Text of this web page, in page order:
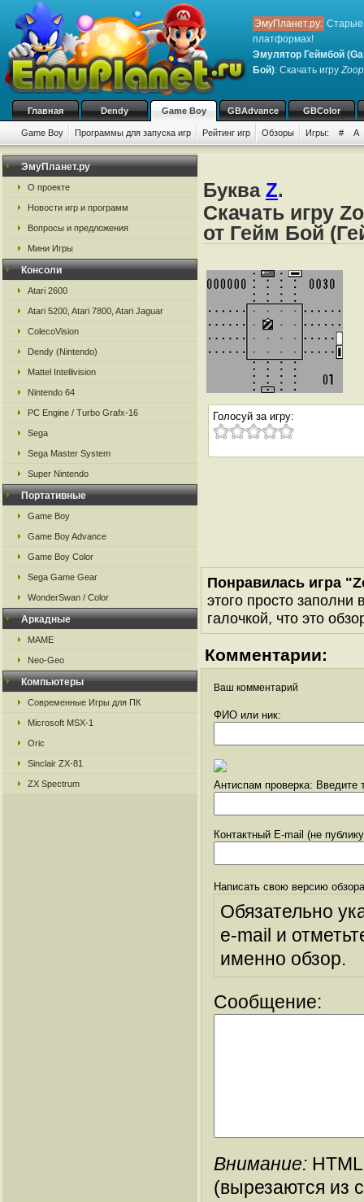
ЭмуПланет.ру: Старые
платформах!
Эмулятор Геймбой
Бой): Скачать игруZoop
Главная Dendy Game Boy GBAdvance GBColor
Game Boy Программы для запуска игр Рейтинг игр Обзоры Игры: # A
ЭмуПланет.ру
О проекте
Новости игр и программ
Вопросы и предложения
Мини Игры
Консоли
Atari 2600
Atari 5200, Atari 7800, Atari Jaguar
ColecoVision
Dendy (Nintendo)
Mattel Intellivision
Nintendo 64
PC Engine / Turbo Grafx-16
Sega
Sega Master System
Super Nintendo
Портативные
Game Boy
Game Boy Advance
Game Boy Color
Sega Game Gear
WonderSwan / Color
Аркадные
MAME
Neo-Geo
Компьютеры
Современные Игры для ПК
Microsoft MSX-1
Oric
Sinclair ZX-81
ZX Spectrum
Буква Z.
Скачать игру
от Гейм Бой
Голосуй за игру:
Понравилась игра
этого просто заполни
галочкой, что это
Комментарии:
Ваш комментарий
ФИО или ник:
Антиспам проверка: Введите
Контактный E-mail (не
Написать свою версию
Обязательно
e-mail и
именно обзор.
Сообщение:
Внимание:
(вырезаются из